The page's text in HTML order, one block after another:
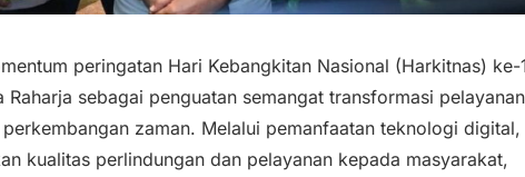
peringatan Hari Kebangkitan Nasional (Harkitnas) ke-
sebagai penguatan semangat transformasi pelayanan
zaman. Melalui pemanfaatan teknologi digital,
kualitas perlindungan dan pelayanan kepada masyarakat,